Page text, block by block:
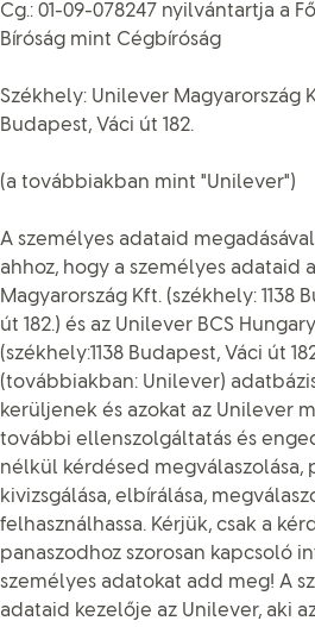
Cg.: 01-09-078247 nyilvántartja a
Bíróság mint Cégbíróság
Székhely: Unilever Magyarország
Budapest, Váci út 182.
(a továbbiakban mint "Unilever")
A személyes adataid
ahhoz, hogy a személyes adataid
Magyarország Kft. (székhely: 1138
út 182.) és az Unilever BCS
(székhely:1138 Budapest, Váci út
(továbbiakban: Unilever)
kerüljenek és azokat az Unilever
további ellenszolgáltatás és
nélkül kérdésed megválaszolása,
kivizsgálása, elbírálása,
felhasználhassa. Kérjük, csak a
panaszodhoz szorosan kapcsoló
személyes adatokat add meg! A
adataid kezelője az Unilever, aki